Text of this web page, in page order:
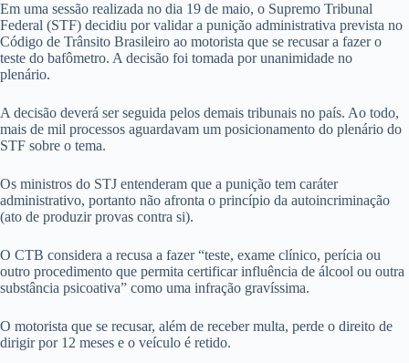
Em uma sessão realizada no dia 19 de maio, o Supremo Tribunal
Federal (STF) decidiu por validar a punição administrativa prevista no
Código de Trânsito Brasileiro ao motorista que se recusar a fazer o
teste do bafômetro. A decisão foi tomada por unanimidade no
plenário.
A decisão deverá ser seguida pelos demais tribunais no país. Ao todo,
mais de mil processos aguardavam um posicionamento do plenário do
STF sobre o tema.
Os ministros do STJ entenderam que a punição tem caráter
administrativo, portanto não afronta o princípio da autoincriminação
(ato de produzir provas contra si).
O CTB considera a recusa a fazer “teste, exame clínico, perícia ou
outro procedimento que permita certificar influência de álcool ou outra
substância psicoativa” como uma infração gravíssima.
O motorista que se recusar, além de receber multa, perde o direito de
dirigir por 12 meses e o veículo é retido.